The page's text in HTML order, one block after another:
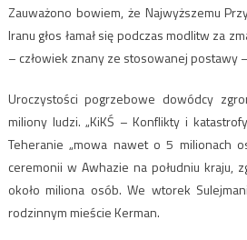
Zauważono bowiem, że Najwyższemu
Iranu głos łamał się podczas modlitw za
– człowiek znany ze stosowanej postawy –
Uroczystości pogrzebowe dowódcy
miliony ludzi. „KiKŚ – Konflikty i
Teheranie „mowa nawet o 5 milionach
ceremonii w Awhazie na południu kraju,
około miliona osób. We wtorek
rodzinnym mieście Kerman.